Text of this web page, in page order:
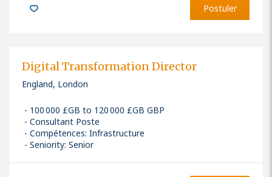
Postuler
Digital Transformation Director
England, London
100 000 £GB to 120 000 £GB GBP
Consultant Poste
Compétences: Infrastructure
Seniority: Senior